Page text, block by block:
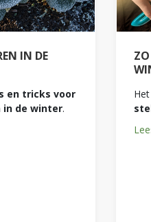
IN DE
en tricks voor
in de winter.